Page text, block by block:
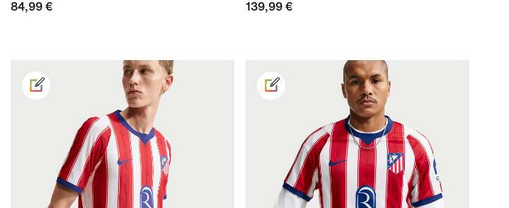
84,99 €
139,99 €